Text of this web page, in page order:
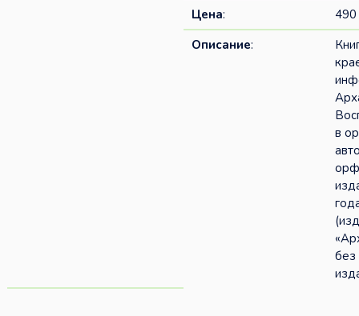
Цена:
490
Описание:
в
без